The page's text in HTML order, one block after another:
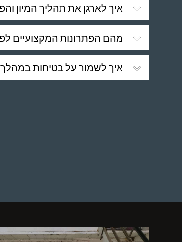
איך לארגן את תהליך המיון
מהם הפתרונות המקצועיים
איך לשמור על בטיחות במהלך